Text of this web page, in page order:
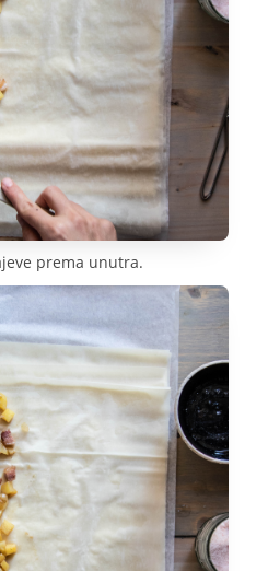
prema unutra.